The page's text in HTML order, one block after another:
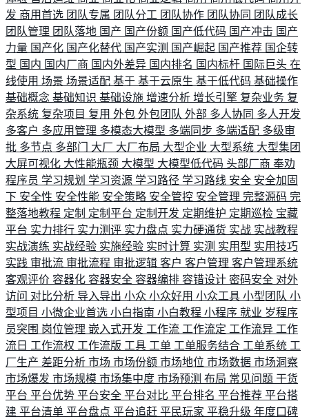
发 商用首选 团队专属 团队分工 团队协作 团队协同 团队成长
团队管理 团队落地 国产 国产份额 国产低代码 国产冲击 国产
力量 国产化 国产化替代 国产实测 国产崛起 国产推荐 国企转
型 国内 国内厂商 国内外差异 国内排名 国内标杆 国际巨头 在
线使用 场景 场景适配 基于 基于云原生 基于低代码 基础操作
基础概念 基础知识 基础设施 增速分析 增长引擎 复杂业务 复
杂系统 复杂项目 复用 外包 外包团队 外部 多人协同 多人开发
多客户 多应用管理 多模态大模型 多端同步 多端适配 多级审
批 多节点 多部门 大厂 大厂布局 大型企业 大型系统 大型集团
大屏可视化 大性能瓶颈 大模型 大模型低代码 头部厂商 奉劝
程序员 学习规划 学习资源 学习路径 学习路线 安全 安全加固
下 安全性 安全性能 安全策略 安全管控 安全管理 完整源码 完
整落地教程 定制 定制平台 定制开发 定期维护 定期巡检 宝藏
平台 实力排行 实力测评 实力盘点 实力硬通货 实战 实战教程
实战演练 实战经验 实施经验 实时计算 实测 实用型 实用技巧
实践 审批流 审批流程 审批逻辑 客户 客户管理 客户管理系统
客观评价 容器化 容器安全 容器编排 容错设计 密码安全 对外
访问 对比分析 导入导出 小众 小众好用 小众工具 小型团队 小
型项目 小微企业首选 小白指南 小白教程 小程序 就业 岁程序
员突围 岗位管理 嵌入式开发 工作流 工作流定 工作流异 工作
流日 工作流权 工作流版 工具 工单 工单服务结合 工单系统 工
厂生产 差距分析 市场 市场份额 市场地位 市场数据 市场洞察
市场爆发 市场规模 市场集中度 市场预测 布局 常见问题 干货
平台 平台优势 平台安全 平台对比 平台排名 平台推荐 平台搭
建 平台清单 平台盘点 平台追赶 平民玩家 平稳升级 年度口碑